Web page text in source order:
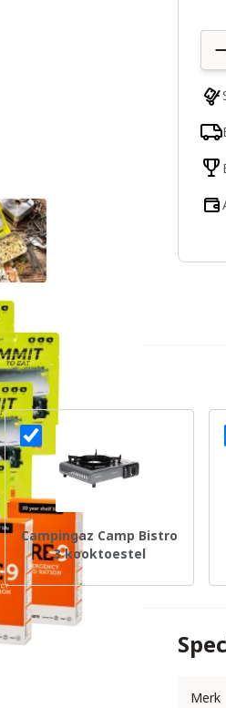
Campingaz Camp Bistro
3 kooktoestel
Merk